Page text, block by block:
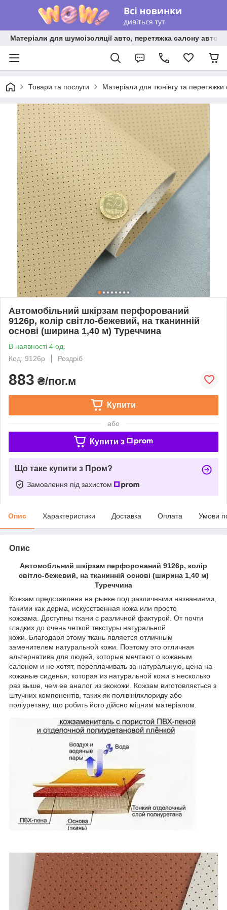
Матеріали для шумоізоляції авто, перетяжка салону авто
Товари та послуги Матеріали для тюнінгу та
Автомобільний шкірзам перфорований
9126p, колір світло-бежевий, на тканинній
основі (ширина 1,40 м) Туреччина
В наявності 4 од.
Код: 9126p
Роздріб
883 ₴/пог.м
Купити
або
Купити з
Що таке купити з Пром?
Замовлення під захистом
Опис Характеристики Доставка Оплата Умови
Опис
Автомобльний шкірзам перфорований 9126p, колір
світло-бежевий, на тканинній основі (ширина 1,40 м)
Туреччина
Кожзам представлена на рынке под различными названиями,
такими как дерма, искусственная кожа или просто
кожзама. Доступны ткани с различной фактурой. От почти
гладких до очень четкой текстуры натуральной
кожи. Благодаря этому ткань является отличным
заменителем натуральной кожи. Поэтому это отличная
альтернатива для людей, которые мечтают о кожаным
салоном и не хотят, переплачивать за натуральную, цена на
кожаные сиденья, которая из натуральной кожи в несколько
раз выше, чем ее аналог из экокожи. Кожзам виготовляється з
штучних компонентів, таких як полівінілхлориду або
поліуретану, що робить його дійсно міцним матеріалом.